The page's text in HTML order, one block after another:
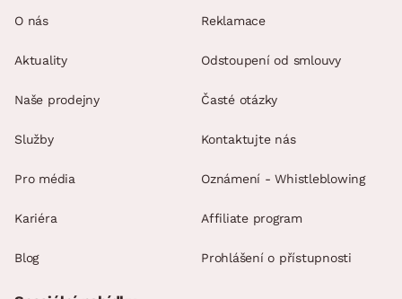
O nás
Aktuality
Naše prodejny
Služby
Pro média
Kariéra
Blog
Reklamace
Odstoupení od smlouvy
Časté otázky
Kontaktujte nás
Oznámení - Whistleblowing
Affiliate program
Prohlášení o přístupnosti